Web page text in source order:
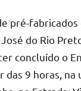
pré-
do Rio
concluído o
9 horas, na